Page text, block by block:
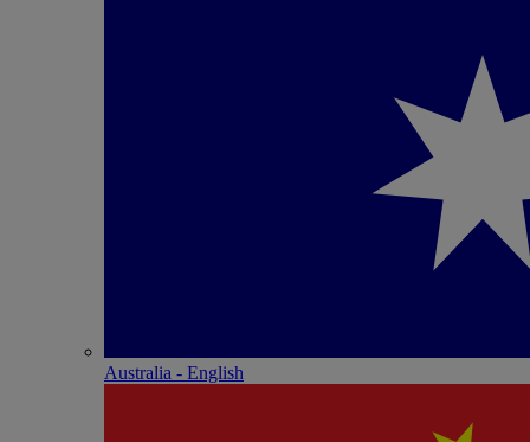
Australia - English